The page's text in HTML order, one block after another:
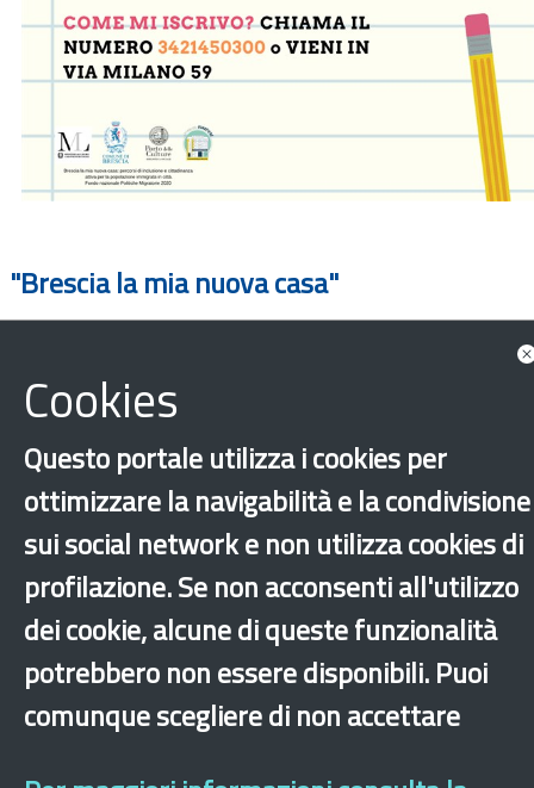
"Brescia la mia nuova casa"
×
Cookies
Questo portale utilizza i cookies per
ottimizzare la navigabilità e la condivisione
sui social network e non utilizza cookies di
profilazione. Se non acconsenti all'utilizzo
dei cookie, alcune di queste funzionalità
potrebbero non essere disponibili. Puoi
comunque scegliere di non accettare